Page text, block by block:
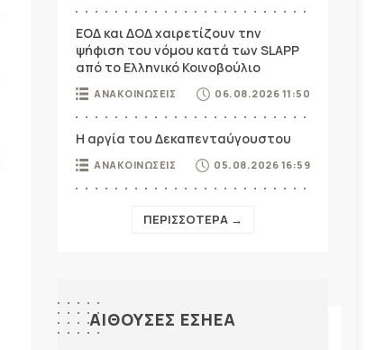
ΕΟΔ και ΔΟΔ χαιρετίζουν την
ψήφιση του νόμου κατά των SLAPP
από το Ελληνικό Κοινοβούλιο
ΑΝΑΚΟΙΝΩΣΕΙΣ 06.08.2026 11:50
Η αργία του Δεκαπενταύγουστου
ΑΝΑΚΟΙΝΩΣΕΙΣ 05.08.2026 16:59
ΠΕΡΙΣΣΟΤΕΡΑ →
ΑΙΘΟΥΣΕΣ ΕΣΗΕΑ